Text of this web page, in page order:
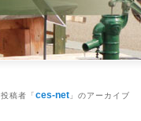
投稿者「ces-net 」のアーカイブ